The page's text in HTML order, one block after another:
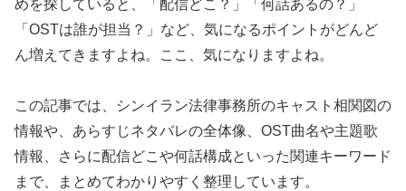
めを探していると、「配信どこ？」「何話あるの？」
「OSTは誰が担当？」など、気になるポイントがどんど
ん増えてきますよね。ここ、気になりますよね。
この記事では、シンイラン法律事務所のキャスト相関図の
情報や、あらすじネタバレの全体像、OST曲名や主題歌
情報、さらに配信どこや何話構成といった関連キーワード
まで、まとめてわかりやすく整理しています。